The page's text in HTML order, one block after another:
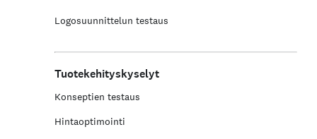
Logosuunnittelun testaus
Tuotekehityskyselyt
Konseptien testaus
Hintaoptimointi